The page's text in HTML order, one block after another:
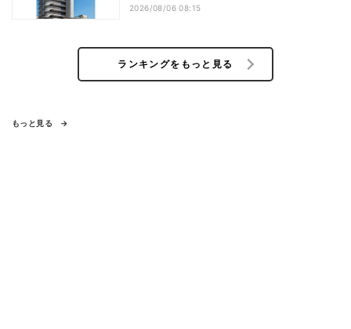
2026/08/06 08:15
ランキングをもっと見る
もっと見る